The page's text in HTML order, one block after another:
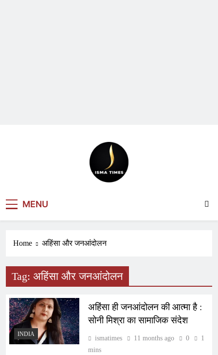
MENU
Home अहिंसा और जनआंदोलन
Tag: अहिंसा और जनआंदोलन
INDIA
अहिंसा ही जनआंदोलन की आत्मा है :
सोनी मिश्रा का सामाजिक संदेश
ismatimes 11 months ago 0
1
mins